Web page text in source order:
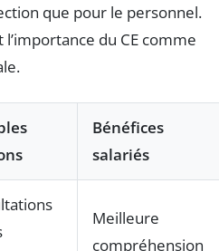
que pour le personnel.
du CE comme
Bénéfices
salariés
Meilleure
compréhension